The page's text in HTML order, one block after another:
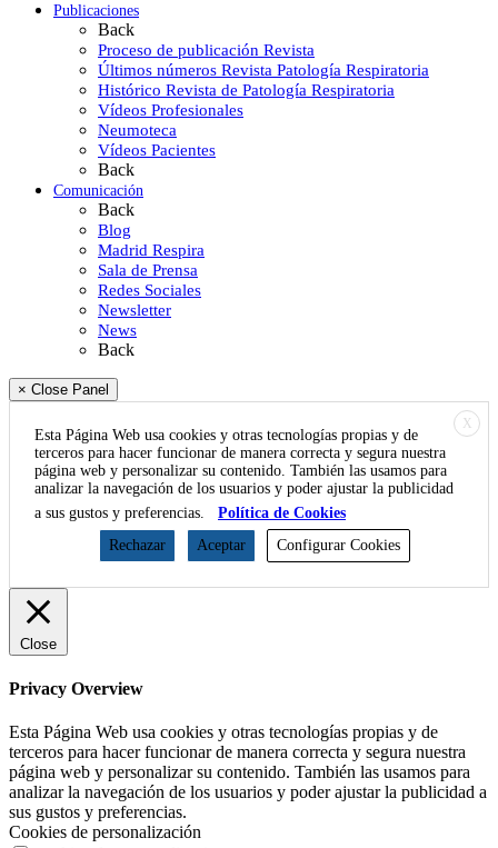
Publicaciones
Back
Proceso de publicación Revista
Últimos números Revista Patología Respiratoria
Histórico Revista de Patología Respiratoria
Vídeos Profesionales
Neumoteca
Vídeos Pacientes
Back
Comunicación
Back
Blog
Madrid Respira
Sala de Prensa
Redes Sociales
Newsletter
News
Back
× Close Panel
X
Esta Página Web usa cookies y otras tecnologías propias y de
terceros para hacer funcionar de manera correcta y segura nuestra
página web y personalizar su contenido. También las usamos para
analizar la navegación de los usuarios y poder ajustar la publicidad
a sus gustos y preferencias.
Política de Cookies
Rechazar
Aceptar Configurar Cookies
Close
Privacy Overview
Esta Página Web usa cookies y otras tecnologías propias y de
terceros para hacer funcionar de manera correcta y segura nuestra
página web y personalizar su contenido. También las usamos para
analizar la navegación de los usuarios y poder ajustar la publicidad a
sus gustos y preferencias.
Cookies de personalización